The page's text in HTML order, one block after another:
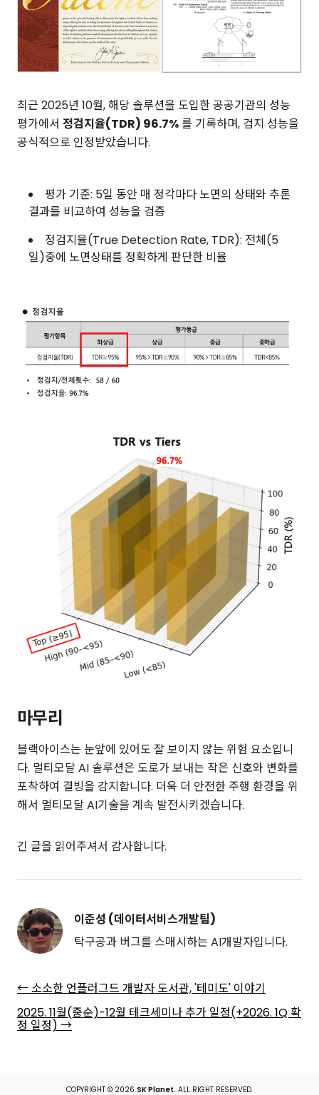
최근 2025년 10월, 해당 솔루션을 도입한 공공기관의 성능
평가에서 정검지율(TDR) 96.7%를 기록하며, 검지 성능을
공식적으로 인정받았습니다.
평가 기준: 5일 동안 매 정각마다 노면의 상태와 추론
결과를 비교하여 성능을 검증
정검지율(True Detection Rate, TDR): 전체(5
일)중에 노면상태를 정확하게 판단한 비율
마무리
블랙아이스는 눈앞에 있어도 잘 보이지 않는 위험 요소입니
다. 멀티모달 AI 솔루션은 도로가 보내는 작은 신호와 변화를
포착하여 결빙을 감지합니다. 더욱 더 안전한 주행 환경을 위
해서 멀티모달 AI기술을 계속 발전시키겠습니다.
긴 글을 읽어주셔서 감사합니다.
이준성 (데이터서비스개발팀)
탁구공과 버그를 스매시하는 AI개발자입니다.
← 소소한 언플러그드 개발자 도서관, '테미도' 이야기
2025. 11월(중순)-12월 테크세미나 추가 일정(+2026. 1Q 확
정 일정) →
COPYRIGHT © 2026 SK Planet. ALL RIGHT RESERVED.